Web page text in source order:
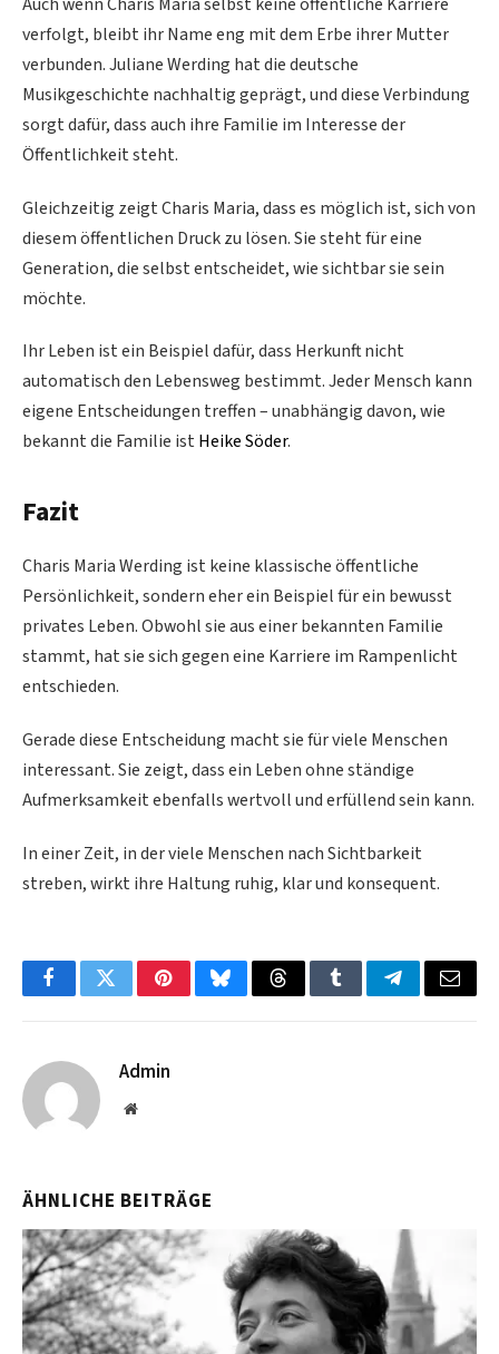
verfolgt, bleibt ihr Name eng mit dem Erbe ihrer Mutter
verbunden. Juliane Werding hat die deutsche
Musikgeschichte nachhaltig geprägt, und diese Verbindung
sorgt dafür, dass auch ihre Familie im Interesse der
Öffentlichkeit steht.
Gleichzeitig zeigt Charis Maria, dass es möglich ist, sich von
diesem öffentlichen Druck zu lösen. Sie steht für eine
Generation, die selbst entscheidet, wie sichtbar sie sein
möchte.
Ihr Leben ist ein Beispiel dafür, dass Herkunft nicht
automatisch den Lebensweg bestimmt. Jeder Mensch kann
eigene Entscheidungen treffen – unabhängig davon, wie
bekannt die Familie ist Heike Söder.
Fazit
Charis Maria Werding ist keine klassische öffentliche
Persönlichkeit, sondern eher ein Beispiel für ein bewusst
privates Leben. Obwohl sie aus einer bekannten Familie
stammt, hat sie sich gegen eine Karriere im Rampenlicht
entschieden.
Gerade diese Entscheidung macht sie für viele Menschen
interessant. Sie zeigt, dass ein Leben ohne ständige
Aufmerksamkeit ebenfalls wertvoll und erfüllend sein kann.
In einer Zeit, in der viele Menschen nach Sichtbarkeit
streben, wirkt ihre Haltung ruhig, klar und konsequent.
FacebookTwitterPinterestBlueskyThreadsTumblrTelegramEmail
Admin
Website
ÄHNLICHE BEITRÄGE